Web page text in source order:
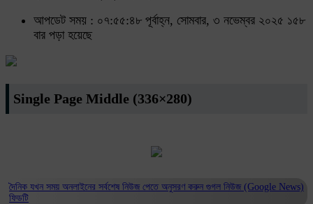
আপডেট সময় : ০৭:৫৫:৪৮ পূর্বাহ্ন, সোমবার, ৩ নভেম্বর ২০২৫ ১৫৮
বার পড়া হয়েছে
Single Page Middle (336×280)
দৈনিক যখন সময় অনলাইনের সর্বশেষ নিউজ পেতে অনুসরণ করুন গুগল নিউজ (Google News)
ফিডটি